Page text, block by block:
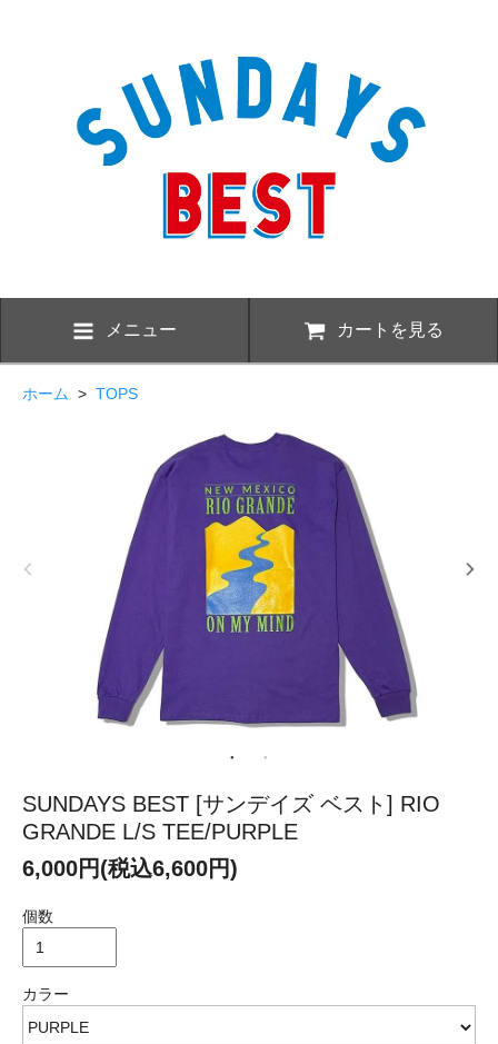
メニュー カートを見る
ホーム > TOPS
SUNDAYS BEST [サンデイズ ベスト] RIO
GRANDE L/S TEE/PURPLE
6,000円(税込6,600円)
個数
カラー